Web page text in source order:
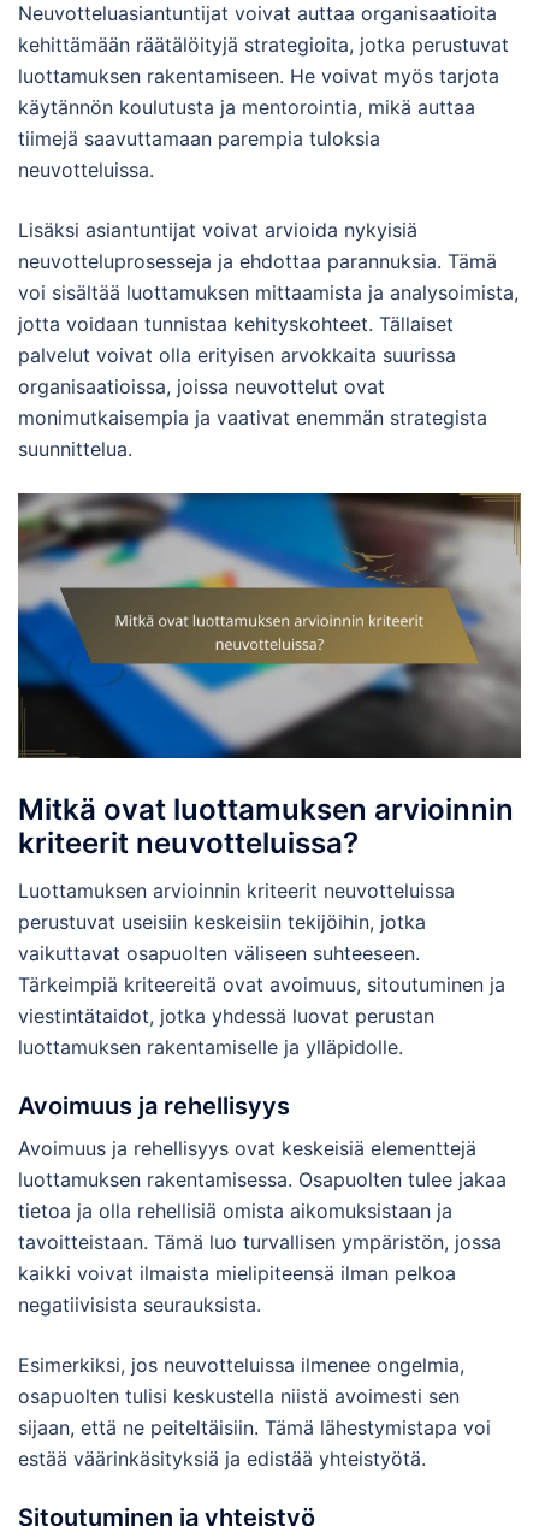
Neuvotteluasiantuntijat voivat auttaa organisaatioita
kehittämään räätälöityjä strategioita, jotka perustuvat
luottamuksen rakentamiseen. He voivat myös tarjota
käytännön koulutusta ja mentorointia, mikä auttaa
tiimejä saavuttamaan parempia tuloksia
neuvotteluissa.
Lisäksi asiantuntijat voivat arvioida nykyisiä
neuvotteluprosesseja ja ehdottaa parannuksia. Tämä
voi sisältää luottamuksen mittaamista ja analysoimista,
jotta voidaan tunnistaa kehityskohteet. Tällaiset
palvelut voivat olla erityisen arvokkaita suurissa
organisaatioissa, joissa neuvottelut ovat
monimutkaisempia ja vaativat enemmän strategista
suunnittelua.
Mitkä ovat luottamuksen arvioinnin
kriteerit neuvotteluissa?
Luottamuksen arvioinnin kriteerit neuvotteluissa
perustuvat useisiin keskeisiin tekijöihin, jotka
vaikuttavat osapuolten väliseen suhteeseen.
Tärkeimpiä kriteereitä ovat avoimuus, sitoutuminen ja
viestintätaidot, jotka yhdessä luovat perustan
luottamuksen rakentamiselle ja ylläpidolle.
Avoimuus ja rehellisyys
Avoimuus ja rehellisyys ovat keskeisiä elementtejä
luottamuksen rakentamisessa. Osapuolten tulee jakaa
tietoa ja olla rehellisiä omista aikomuksistaan ja
tavoitteistaan. Tämä luo turvallisen ympäristön, jossa
kaikki voivat ilmaista mielipiteensä ilman pelkoa
negatiivisista seurauksista.
Esimerkiksi, jos neuvotteluissa ilmenee ongelmia,
osapuolten tulisi keskustella niistä avoimesti sen
sijaan, että ne peiteltäisiin. Tämä lähestymistapa voi
estää väärinkäsityksiä ja edistää yhteistyötä.
Sitoutuminen ja yhteistyö